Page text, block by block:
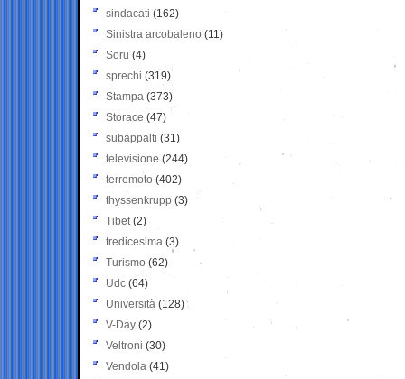
sindacati (162)
Sinistra arcobaleno (11)
Soru (4)
sprechi (319)
Stampa (373)
Storace (47)
subappalti (31)
televisione(244)
terremoto (402)
thyssenkrupp (3)
Tibet(2)
tredicesima (3)
Turismo (62)
Udc (64)
Università (128)
V-Day (2)
Veltroni (30)
Vendola (41)